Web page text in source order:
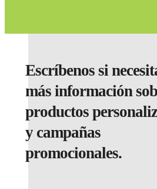
Escríbenos si
más información
productos
y campañas
promocionales.